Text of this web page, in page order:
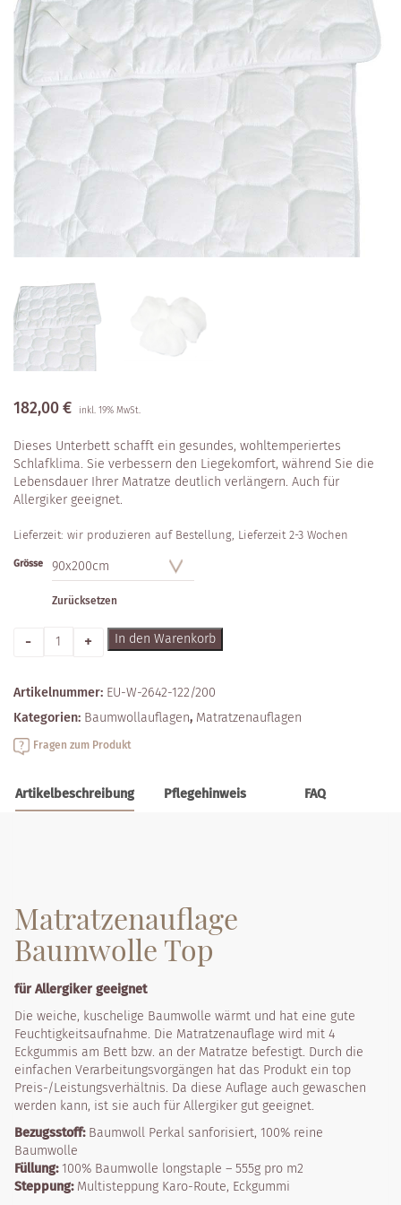
182,00€ inkl. 19% MwSt.
Dieses Unterbett schafft ein gesundes, wohltemperiertes
Schlafklima. Sie verbessern den Liegekomfort, während Sie die
Lebensdauer Ihrer Matratze deutlich verlängern. Auch für
Allergiker geeignet.
Lieferzeit: wir produzieren auf Bestellung, Lieferzeit 2-3 Wochen
Grösse
Zurücksetzen
In den Warenkorb
Artikelnummer: EU-W-2642-122/200
Kategorien: Baumwoll­auflagen, Matratzen­­auflagen
Fragen zum Produkt
Artikelbeschreibung Pflegehinweis FAQ
Matratzenauflage
Baumwolle Top
für Allergiker geeignet
Die weiche, kuschelige Baumwolle wärmt und hat eine gute
Feuchtigkeitsaufnahme. Die Matratzenauflage wird mit 4
Eckgummis am Bett bzw. an der Matratze befestigt. Durch die
einfachen Verarbeitungsvorgängen hat das Produkt ein top
Preis-/Leistungsverhältnis. Da diese Auflage auch gewaschen
werden kann, ist sie auch für Allergiker gut geeignet.
Bezugsstoff:Baumwoll Perkal sanforisiert, 100% reine
Baumwolle
Füllung:100% Baumwolle longstaple – 555g pro m2
Steppung:Multisteppung Karo-Route, Eckgummi